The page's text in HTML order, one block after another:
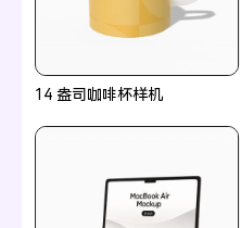
14 盎司咖啡杯样机